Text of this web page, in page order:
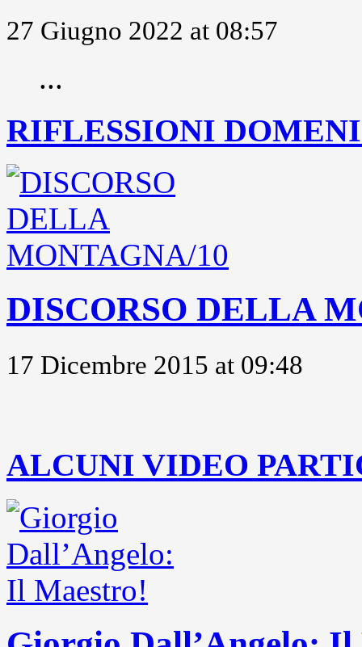
27 Giugno 2022 at 08:57
...
RIFLESSIONI
DISCORSO DELLA
17 Dicembre 2015 at 09:48
ALCUNI VIDEO